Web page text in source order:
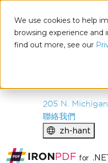
We use cookies to help
browsing experience and
find out more, see our
IRON
產品
企業
205 N.
聯絡我們
zh-hant
for